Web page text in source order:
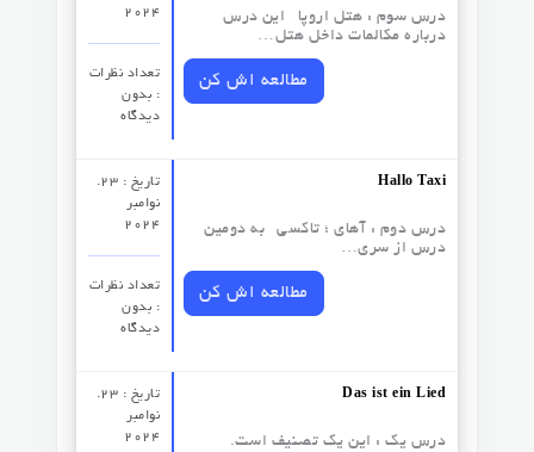
2024
تعداد نظرات‌
: بدون
دیدگاه
درس سوم :‌ هتل اروپا این درس
درباره مکالمات داخل هتل…
مطالعه اش کن
تاریخ : 23.
نوامبر
2024
تعداد نظرات‌
: بدون
دیدگاه
Hallo Taxi
درس دوم : آهای ؛ تاکسی به دومین
درس از سری…
مطالعه اش کن
تاریخ : 23.
نوامبر
2024
Das ist ein Lied
درس یک : این یک تصنیف است.